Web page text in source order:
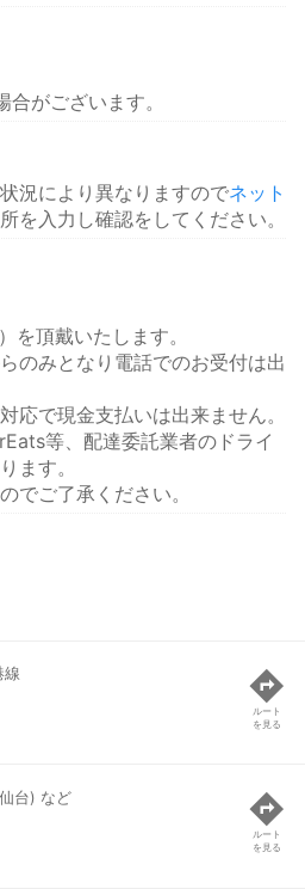
がございます。
況により異なりますのでネット
を入力し確認をしてください。
を頂戴いたします。
のみとなり電話でのお受付は出
応で現金支払いは出来ません。
等、配達委託業者のドライ
ます。
でご了承ください。
線
ルート
を見る
台) など
ルート
を見る